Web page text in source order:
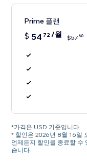
Prime 플랜
$ 54 72/월 $5760
*가격은 USD 기준입니다.
* 할인은 2026년 8월 16일
언제든지 할인을 종료할 수
습니다.